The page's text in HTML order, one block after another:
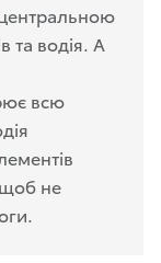
та водія. А
всю
щоб не